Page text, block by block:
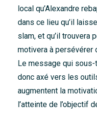
local qu’Alexandre
dans ce lieu qu’il
slam, et qu’il trouvera
motivera à persévérer
Le message qui
donc axé vers les
augmentent la
l’atteinte de l’objectif